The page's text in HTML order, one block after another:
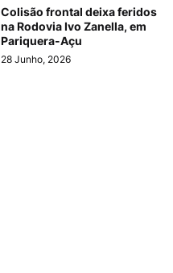
Colisão frontal deixa feridos
na Rodovia Ivo Zanella, em
Pariquera-Açu
28 Junho, 2026